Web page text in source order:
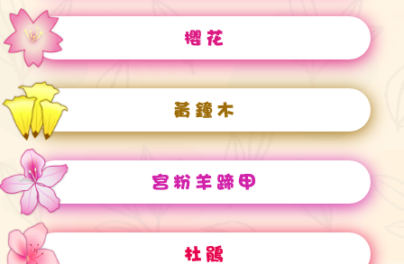
櫻花
黃鐘木
宮粉羊蹄甲
杜鵑